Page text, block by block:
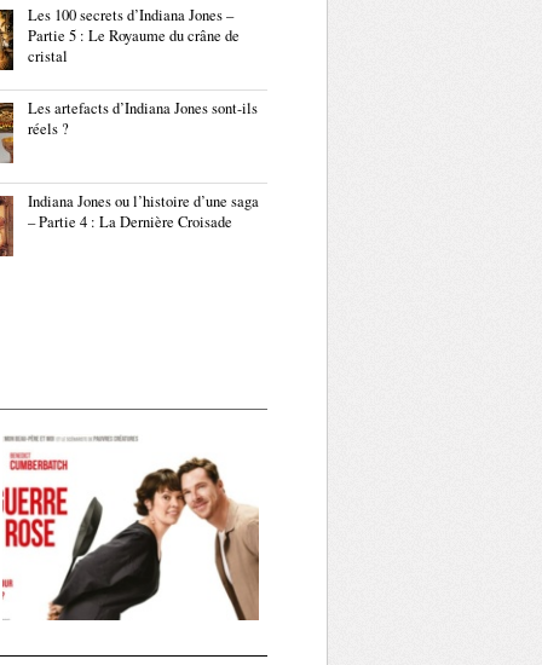
Les 100 secrets d’Indiana Jones –
Partie 5 : Le Royaume du crâne de
cristal
Les artefacts d’Indiana Jones sont-ils
réels ?
Indiana Jones ou l’histoire d’une saga
– Partie 4 : La Dernière Croisade